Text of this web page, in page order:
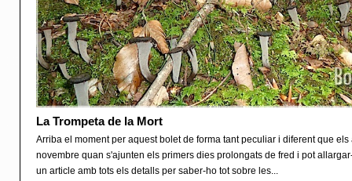
La Trompeta de la Mort
Arriba el moment per aquest bolet de forma tant peculiar i diferent que
novembre quan s'ajunten els primers dies prolongats de fred i pot
un article amb tots els detalls per saber-ho tot sobre les...